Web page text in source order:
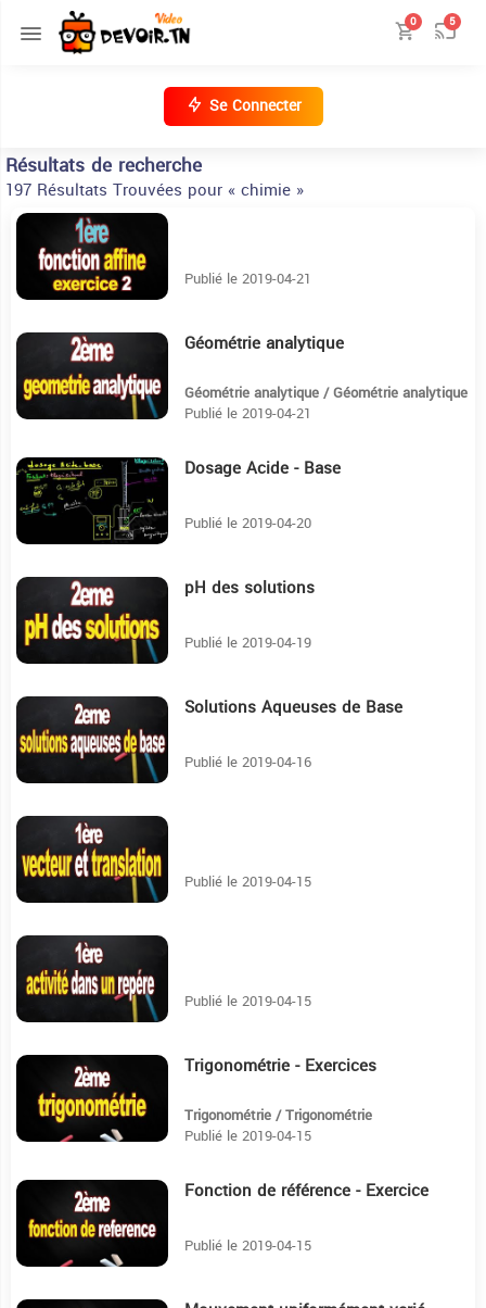
0 5
Se Connecter
Résultats de recherche
197 Résultats Trouvées pour « chimie »
Publié le 2019-04-21
Géométrie analytique
Géométrie analytique / Géométrie analytique
Publié le 2019-04-21
16:50 Dosage Acide - Base
Publié le 2019-04-20
pH des solutions
Publié le 2019-04-19
Solutions Aqueuses de Base
Publié le 2019-04-16
Publié le 2019-04-15
Publié le 2019-04-15
Trigonométrie - Exercices
Trigonométrie / Trigonométrie
Publié le 2019-04-15
Fonction de référence - Exercice
Publié le 2019-04-15